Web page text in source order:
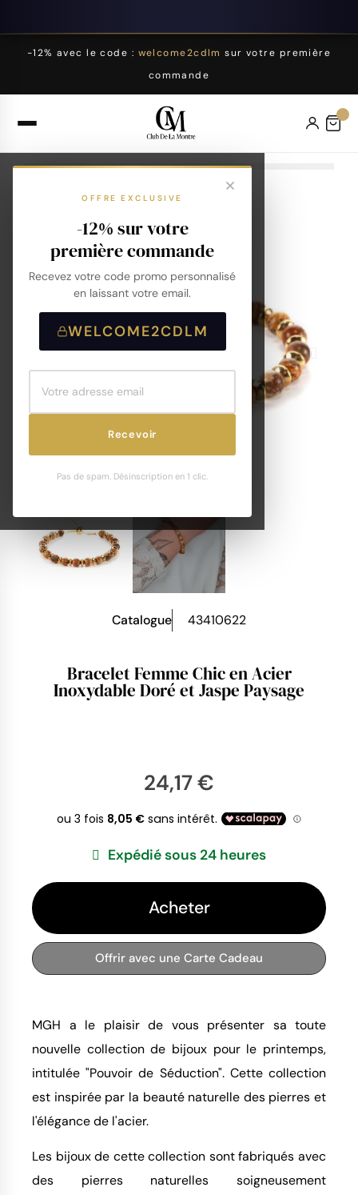
-12% avec le code : welcome2cdlm sur votre première
commande
OFFRE EXCLUSIVE
-12% sur votre
première commande
Recevez votre code promo personnalisé
en laissant votre email.
WELCOME2CDLM
Recevoir
Pas de spam. Désinscription en 1 clic.
Catalogue 43410622
Bracelet Femme Chic en Acier
Inoxydable Doré et Jaspe Paysage
24,17 €
Expédié sous 24 heures
Acheter
Offrir avec une Carte Cadeau
MGH a le plaisir de vous présenter sa toute
nouvelle collection de bijoux pour le printemps,
intitulée "Pouvoir de Séduction". Cette collection
est inspirée par la beauté naturelle des pierres et
l'élégance de l'acier.
Les bijoux de cette collection sont fabriqués avec
des pierres naturelles soigneusement